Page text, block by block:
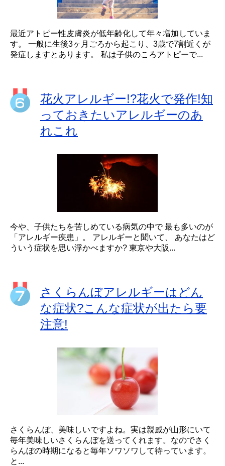
最近アトピー性皮膚炎が低年齢化して年々増加していま
す。 一般に生後3ヶ月ごろから起こり、3歳で7割近くが
発症しますとあります。 私は子供のころアトピーで...
花火アレルギー!?花火で発作!知
っておきたいアレルギーのあ
れこれ
今や、子供たちを苦しめている病気の中で 最も多いのが
「アレルギー疾患」。 アレルギーと聞いて、 あなたはど
ういう症状を思い浮かべますか? 東京や大阪...
さくらんぼアレルギーはどん
な症状?こんな症状が出たら要
注意!
さくらんぼ、美味しいですよね。実は親戚が山形にいて
毎年美味しいさくらんぼを送ってくれます。なのでさく
らんぼの時期になると毎年ソワソワして待っています。
と...